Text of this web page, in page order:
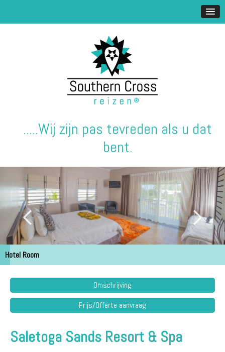
.....Wij zijn pas tevreden als u dat
bent.
Hotel Room
Omschrijving
Prijs/Offerte aanvraag
Saletoga Sands Resort & Spa